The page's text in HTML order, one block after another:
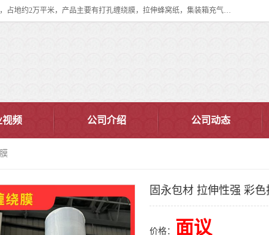
双忠包装材料（苏州）有限公司是上海双忠包装材料设立在苏州太仓的生产基地，占地约2万平米，产品主要有打孔缠绕膜，拉伸蜂窝纸，集装箱充气袋，滑托板，打包带，裹包网兜，防滑纸等箱体和托盘的运输和保护性包材。固永包材®，GooYon Pack®，是我们保护性包装材料的专属品牌。
视频 公司介绍 公司动态
固永包材 拉伸性强 彩色
价格： 面议